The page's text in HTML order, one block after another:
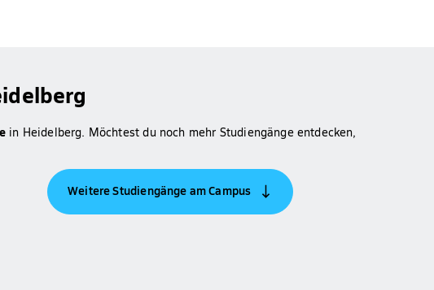
in Heidelberg. Möchtest du noch mehr Studiengänge entdecken,
Weitere Studiengänge am Campus